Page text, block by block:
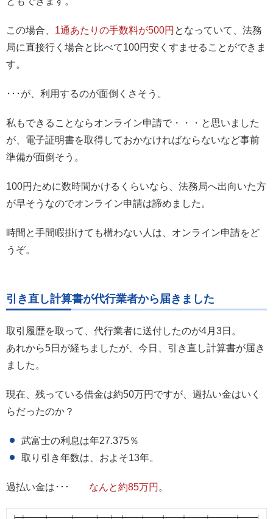
この場合、 1通あたりの手数料が500円 となっていて、法務
局に直接行く場合と比べて100円安くすませることができま
す。
･･･が、利用するのが面倒くさそう。
私もできることならオンライン申請で・・・と思いました
が、電子証明書を取得しておかなければならないなど事前
準備が面倒そう。
100円ために数時間かけるくらいなら、法務局へ出向いた方
が早そうなのでオンライン申請は諦めました。
時間と手間暇掛けても構わない人は、オンライン申請をど
うぞ。
引き直し計算書が代行業者から届きました
取引履歴を取って、代行業者に送付したのが4月3日。
あれから5日が経ちましたが、今日、引き直し計算書が届き
ました。
現在、残っている借金は約50万円ですが、過払い金はいく
らだったのか？
武富士の利息は年27.375％
取り引き年数は、およそ13年。
過払い金は･･･ なんと約85万円 。